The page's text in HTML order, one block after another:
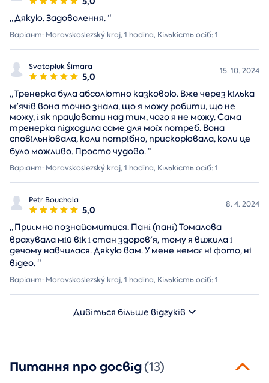
„Дякую. Задоволення.“
Варіант: Moravskoslezský kraj, 1 hodina, Кількість осіб: 1
Svatopluk Šimara
5,0 15. 10. 2024
„Тренерка була абсолютно казковою. Вже через кілька
м'ячів вона точно знала, що я можу робити, що не
можу, і як працювати над тим, чого я не можу. Сама
тренерка підходила саме для моїх потреб. Вона
сповільнювала, коли потрібно, прискорювала, коли це
було можливо. Просто чудово.“
Варіант: Moravskoslezský kraj, 1 hodina, Кількість осіб: 1
Petr Bouchala
5,0 8. 4. 2024
„Приємно познайомитися. Пані (пані) Томалова
врахувала мій вік і стан здоров'я, тому я вижила і
дечому навчилася. Дякую вам. У мене немає ні фото, ні
відео.“
Варіант: Moravskoslezský kraj, 1 hodina, Кількість осіб: 1
Дивіться більше відгуків
Питання про досвід(13)